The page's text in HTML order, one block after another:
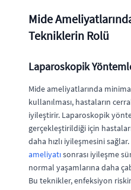
Mide
Tekniklerin Rolü
Laparoskopik
Mide ameliyatlarında
kullanılması, hastaların
iyileştirir. Laparoskopik
gerçekleştirildiği için
daha hızlı iyileşmesini
ameliyatısonrası iyileşme
normal yaşamlarına daha
Bu teknikler, enfeksiyon